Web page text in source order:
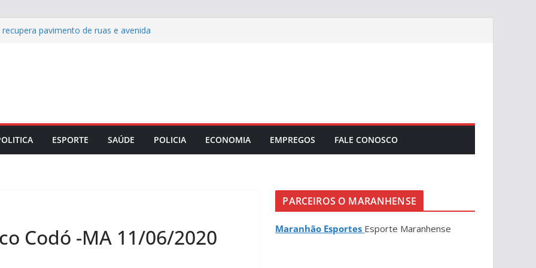
pavimento de ruas e avenida
em 2026
cinco destinos para viver o off-road
entre Coritiba e Chapecoense pelo
ESPORTE SAÚDE POLICIA ECONOMIA EMPREGOS FALE CONOSCO
Codó -MA 11/06/2020
PARCEIROS O MARANHENSE
Maranhão Esportes Esporte Maranhense